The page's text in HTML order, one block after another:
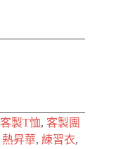
客製T恤, 客製團
熱昇華, 練習衣,